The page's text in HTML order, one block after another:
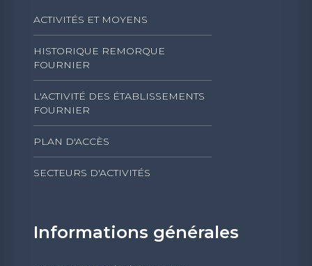
ACTIVITÉS ET MOYENS
HISTORIQUE REMORQUE
FOURNIER
L'ACTIVITÉ DES ÉTABLISSEMENTS
FOURNIER
PLAN D'ACCÈS
SECTEURS D'ACTIVITÉS
Informations générales